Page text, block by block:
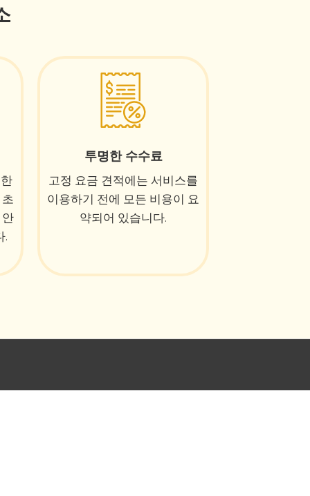
.
투명한 수수료
고정 요금 견적에는 서비스를
이용하기 전에 모든 비용이 요
약되어 있습니다.